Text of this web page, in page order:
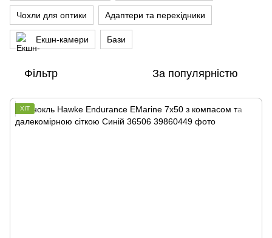
Чохли для оптики Адаптери та перехідники
Екшн-камери Бази
Фільтр За популярністю
ХІТ